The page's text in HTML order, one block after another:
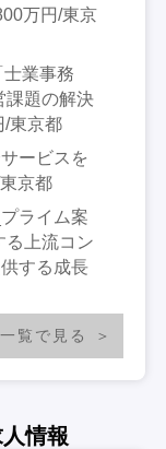
万円/東京
士業事務
課題の解決
/東京都
ービスを
京都
ライム案
る上流コン
する成長
覧で見る
情報